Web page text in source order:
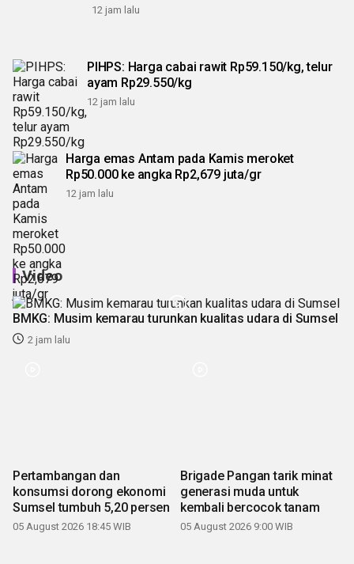
12 jam lalu
PIHPS: Harga cabai rawit Rp59.150/kg, telur
ayam Rp29.550/kg
12 jam lalu
Harga emas Antam pada Kamis meroket
Rp50.000 ke angka Rp2,679 juta/gr
12 jam lalu
Video
BMKG: Musim kemarau turunkan kualitas udara di Sumsel
2 jam lalu
Pertambangan dan
konsumsi dorong ekonomi
Sumsel tumbuh 5,20 persen
05 August 2026 18:45 WIB
Brigade Pangan tarik minat
generasi muda untuk
kembali bercocok tanam
05 August 2026 9:00 WIB